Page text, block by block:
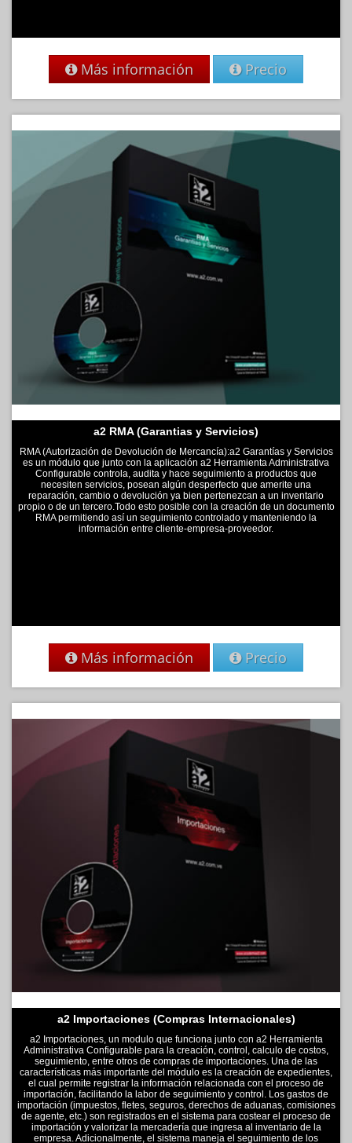
Más información Precio
a2 RMA (Garantias y Servicios)
RMA (Autorización de Devolución de Mercancía):a2 Garantías y Servicios
es un módulo que junto con la aplicación a2 Herramienta Administrativa
Configurable controla, audita y hace seguimiento a productos que
necesiten servicios, posean algún desperfecto que amerite una
reparación, cambio o devolución ya bien pertenezcan a un inventario
propio o de un tercero.Todo esto posible con la creación de un documento
RMA permitiendo así un seguimiento controlado y manteniendo la
información entre cliente-empresa-proveedor.
Más información Precio
a2 Importaciones (Compras Internacionales)
a2 Importaciones, un modulo que funciona junto con a2 Herramienta
Administrativa Configurable para la creación, control, calculo de costos,
seguimiento, entre otros de compras de importaciones. Una de las
características más importante del módulo es la creación de expedientes,
el cual permite registrar la información relacionada con el proceso de
importación, facilitando la labor de seguimiento y control. Los gastos de
importación (impuestos, fletes, seguros, derechos de aduanas, comisiones
de agente, etc.) son registrados en el sistema para costear el proceso de
importación y valorizar la mercadería que ingresa al inventario de la
empresa. Adicionalmente, el sistema maneja el seguimiento de los